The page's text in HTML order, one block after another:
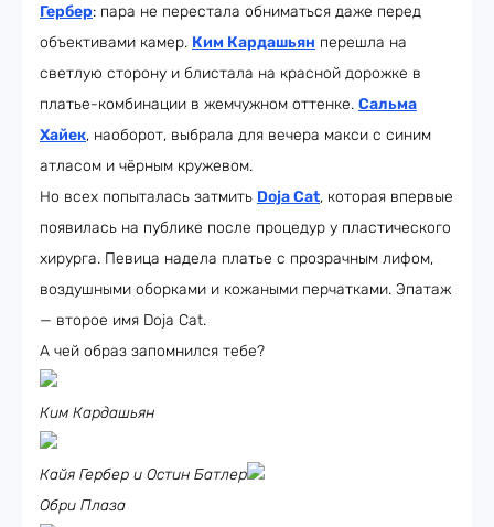
Гербер: пара не перестала обниматься даже перед
объективами камер. Ким Кардашьян перешла на
светлую сторону и блистала на красной дорожке в
платье-комбинации в жемчужном оттенке. Сальма
Хайек, наоборот, выбрала для вечера макси с синим
атласом и чёрным кружевом.
Но всех попыталась затмить Doja Cat, которая впервые
появилась на публике после процедур у пластического
хирурга. Певица надела платье с прозрачным лифом,
воздушными оборками и кожаными перчатками. Эпатаж
— второе имя Doja Cat.
А чей образ запомнился тебе?
Ким Кардашьян
Кайя Гербер и Остин Батлер
Обри Плаза